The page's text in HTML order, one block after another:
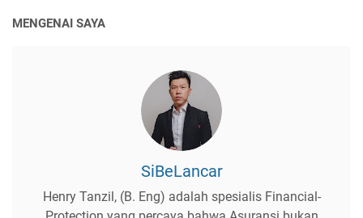
KLIK DISINI!